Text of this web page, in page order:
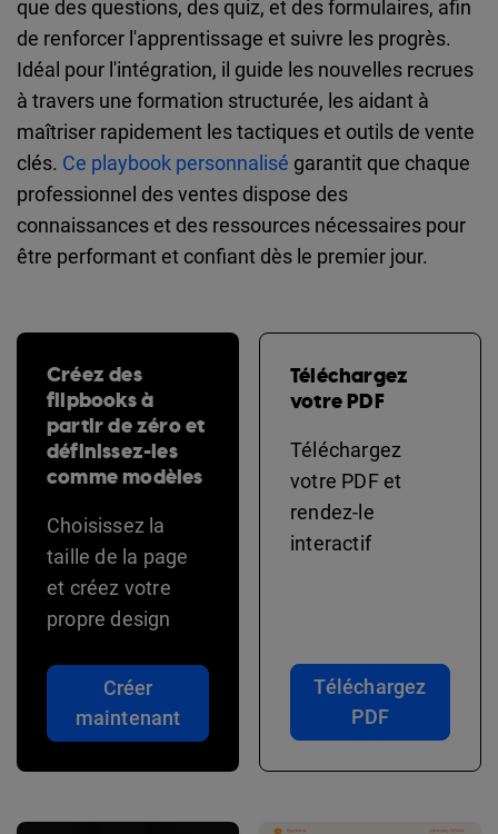
que des questions, des quiz, et des formulaires, afin
de renforcer l'apprentissage et suivre les progrès.
Idéal pour l'intégration, il guide les nouvelles recrues
à travers une formation structurée, les aidant à
maîtriser rapidement les tactiques et outils de vente
clés. Ce playbook personnalisé garantit que chaque
professionnel des ventes dispose des
connaissances et des ressources nécessaires pour
être performant et confiant dès le premier jour.
Créez des
flipbooks à
partir de zéro et
définissez-les
comme modèles
Choisissez la
taille de la page
et créez votre
propre design
Créer
maintenant
Téléchargez
votre PDF
Téléchargez
votre PDF et
rendez-le
interactif
Téléchargez
PDF